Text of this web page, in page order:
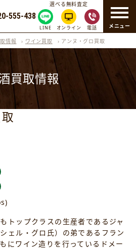
メニュー
555-438
選べる無料査定
LINE オンライン 電話
情報 › ワイン買取 › アンヌ・グロ買取
買取情報
トップクラスの生産者であるジャ
ェル・グロ氏）の弟であるフラン
にワイン造りを行っているドメー